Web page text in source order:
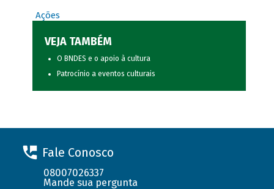
Ações
VEJA TAMBÉM
O BNDES e o apoio à cultura
Patrocínio a eventos culturais
Fale Conosco
08007026337
Mande sua pergunta